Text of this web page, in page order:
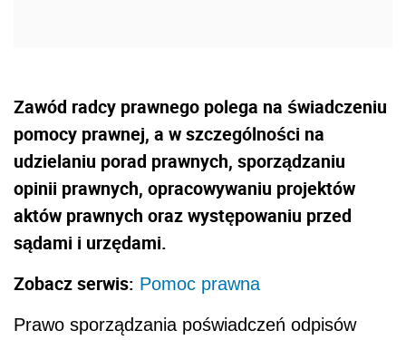
Zawód radcy prawnego polega na świadczeniu
pomocy prawnej, a w szczególności na
udzielaniu porad prawnych, sporządzaniu
opinii prawnych, opracowywaniu projektów
aktów prawnych oraz występowaniu przed
sądami i urzędami.
Zobacz serwis: Pomoc prawna
Prawo sporządzania poświadczeń odpisów